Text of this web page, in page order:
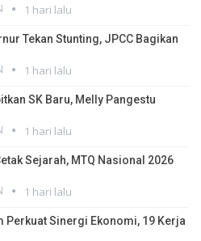
1 hari lalu
Tekan Stunting, JPCC Bagikan
1 hari lalu
SK Baru, Melly Pangestu
1 hari lalu
Sejarah, MTQ Nasional 2026
1 hari lalu
Perkuat Sinergi Ekonomi, 19 Kerja